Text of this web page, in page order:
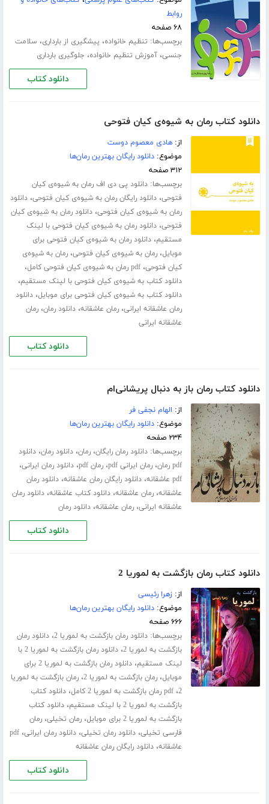
روابط
۶۸ صفحه
برچسب‌ها: تنظیم خانواده، پیشگیری از بارداری، سلامت
جنسی،آموزش تنظیم خانواده، جلوگیری بارداری
دانلود کتاب
دانلود کتاب رمان به شیوه‌ی کیان فتوحی
از:هادی معصوم دوست
موضوع:دانلود رایگان بهترین رمان‌ها
۳۱۲ صفحه
برچسب‌ها:دانلود پی دی اف رمان به شیوه‌ی کیان
فتوحی،دانلود رایگان رمان به شیوه‌ی کیان فتوحی،دانلود
رمان به شیوه‌ی کیان فتوحی،دانلود رمان به شیوه‌ی کیان
فتوحی،دانلود رمان به شیوه‌ی کیان فتوحی با لینک
مستقیم،دانلود رمان به شیوه‌ی کیان فتوحی برای
موبایل،رمان به شیوه‌ی کیان فتوحی،رمان به شیوه‌ی
کیان فتوحی،pdf رمان به شیوه‌ی کیان فتوحی کامل ،
دانلود کتاب به شیوه‌ی کیان فتوحی با لینک مستقیم،
دانلود کتاب به شیوه‌ی کیان فتوحی برای موبایل،دانلود
رمان عاشقانه ایرانی،رمان عاشقانه،دانلود رمان،رمان
عاشقانه ایرانی
دانلود کتاب
دانلود کتاب رمان باز به دنبال پریشانی‌ام
از: الهام نجفی فر
موضوع:دانلود رایگان بهترین رمان‌ها
۲۳۴ صفحه
برچسب‌ها:دانلود رمان رایگان،رمان،دانلود رمان،دانلود
pdf رمان
،رمان ایرانی pdf ،رمان pdf ،دانلود رمان ایرانی،
pdf عاشقانه ،دانلود رایگان رمان عاشقانه،دانلود رمان
عاشقانه،رمان عاشقانه،دانلود کتاب عاشقانه،دانلود رمان
عاشقانه ایرانی،رمان عاشقانه،دانلود رمان
دانلود کتاب
دانلود کتاب رمان بازگشت به لموریا 2
از:زهرا رئیسی
موضوع:دانلود رایگان بهترین رمان‌ها
۶۶۶ صفحه
برچسب‌ها:دانلود رمان بازگشت به لموریا 2 ،دانلود رمان
بازگشت به لموریا 2 ،
دانلود رمان بازگشت به لموریا 2 با
لینک مستقیم،
دانلود رمان بازگشت به لموریا 2 برای
موبایل،رمان بازگشت به لموریا 2 ،رمان بازگشت به لموریا
2،pdf رمان بازگشت به لموریا 2 کامل ،دانلود کتاب
بازگشت به لموریا 2 با لینک مستقیم
،دانلود کتاب
بازگشت به لموریا 2 برای موبایل
،رمان تخیلی،رمان
فارسی تخیلی،دانلود رمان تخیلی،دانلود رمان ایرانی،pdf
عاشقانه،دانلود رایگان رمان عاشقانه
دانلود کتاب